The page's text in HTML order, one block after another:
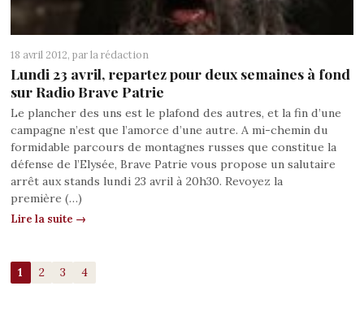
18 avril 2012, parla rédaction
Lundi 23 avril, repartez pour deux semaines à fond
sur Radio Brave Patrie
Le plancher des uns est le plafond des autres, et la fin d’une
campagne n’est que l’amorce d’une autre. A mi-chemin du
formidable parcours de montagnes russes que constitue la
défense de l’Elysée, Brave Patrie vous propose un salutaire
arrêt aux stands lundi 23 avril à 20h30. Revoyez la
première (…)
Lire la suite →
1 2 3 4